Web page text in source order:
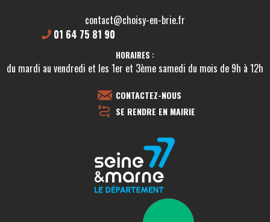
contact@choisy-en-brie.fr
01 64 75 81 90
HORAIRES :
du mardi au vendredi et les 1er et 3ème samedi du mois de 9h à 12h
CONTACTEZ-NOUS
SE RENDRE EN MAIRIE